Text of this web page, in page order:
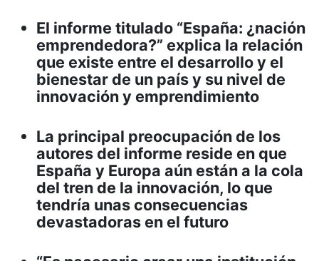
El informe titulado “España: ¿nación
emprendedora?” explica la relación
que existe entre el desarrollo y el
bienestar de un país y su nivel de
innovación y emprendimiento
La principal preocupación de los
autores del informe reside en que
España y Europa aún están a la cola
del tren de la innovación, lo que
tendría unas consecuencias
devastadoras en el futuro